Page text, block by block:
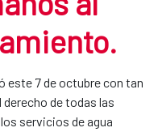
este 7 de octubre con tan
de todas las
servicios de agua